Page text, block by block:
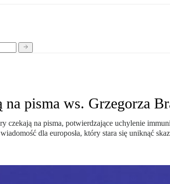
na pisma ws. Grzegorza
czekają na pisma, potwierdzające uchylenie
dla europosła, który stara się uniknąć